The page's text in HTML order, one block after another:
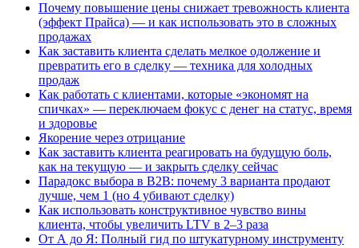
Почему повышение цены снижает тревожность клиента
(эффект Прайса) — и как использовать это в сложных
продажах
Как заставить клиента сделать мелкое одолжение и
превратить его в сделку — техника для холодных
продаж
Как работать с клиентами, которые «экономят на
спичках» — переключаем фокус с денег на статус, время
и здоровье
Якорение через отрицание
Как заставить клиента реагировать на будущую боль,
как на текущую — и закрыть сделку сейчас
Парадокс выбора в B2B: почему 3 варианта продают
лучше, чем 1 (но 4 убивают сделку)
Как использовать конструктивное чувство вины
клиента, чтобы увеличить LTV в 2–3 раза
От А до Я: Полный гид по штукатурному инструменту